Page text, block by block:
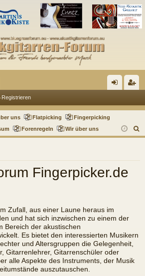
m ist
rie
Registrieren
uns Flatpicking
Fingerpicking
Forenregeln Wir über uns
u
Fingerpicker.de
Zufall, aus einer Laune heraus im
und hat sich inzwischen zu einem der
Bereich der akustischen
Es bietet den interessierten Musikern
und Altersgruppen die Gelegenheit,
Gitarrenlehrer, Gitarrenschüler oder
alle Aspekte des Instruments, der Musik
auszutauschen.